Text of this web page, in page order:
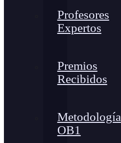
Profesores
Expertos
Premios
Recibidos
Metodología
OB1